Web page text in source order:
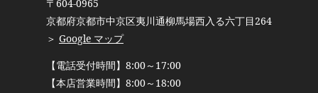
〒604-0965
京都府京都市中京区夷川通柳馬場西入る六丁目264
＞ Google マップ
【電話受付時間】8:00～17:00
【本店営業時間】8:00～18:00